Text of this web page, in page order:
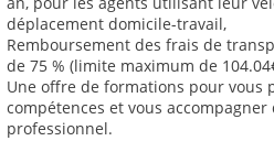
déplacement domicile-travail,
Remboursement des frais de
de 75 % (limite maximum de
Une offre de formations pour vous
compétences et vous
professionnel.